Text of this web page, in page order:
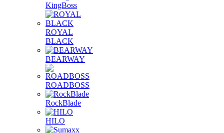
KingBoss
ROYAL
BLACK
BEARWAY
ROADBOSS
RockBlade
HILO